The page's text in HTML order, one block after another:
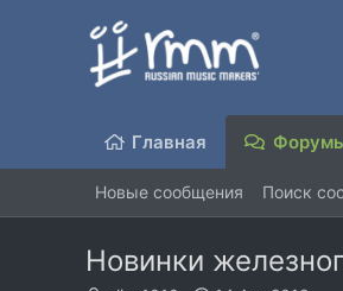
Главная
Новые сообщения Поиск
Новинки